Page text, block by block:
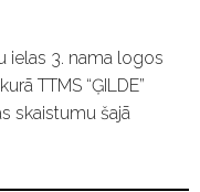
ielas 3. nama logos
TTMS “ĢILDE”
skaistumu šajā